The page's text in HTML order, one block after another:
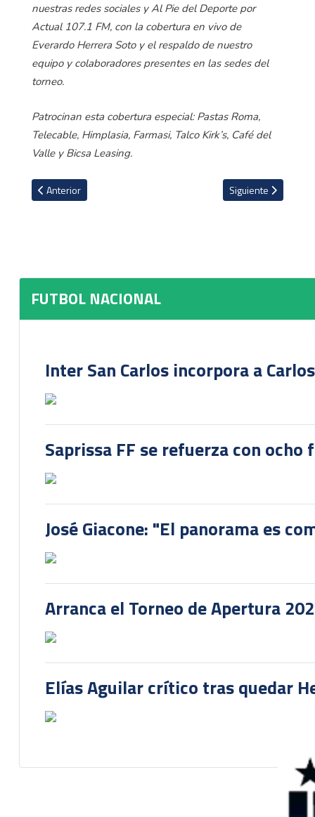
nuestras redes sociales y Al Pie del Deporte por
Actual 107.1 FM, con la cobertura en vivo de
Everardo Herrera Soto y el respaldo de nuestro
equipo y colaboradores presentes en las sedes del
torneo.
Patrocinan esta cobertura especial: Pastas Roma,
Telecable, Himplasia, Farmasi, Talco Kirk’s, Café del
Valle y Bicsa Leasing.
Artículo anterior: Alajuelense le gana 7-0 equipo de Nicaragua
Anterior Artículo siguiente:
Siguiente
FUTBOL NACIONAL
Inter San Carlos incorpora a
Saprissa FF se refuerza con
José Giacone: "El panorama es
Arranca el Torneo de Apertura
Elías Aguilar crítico tras quedar